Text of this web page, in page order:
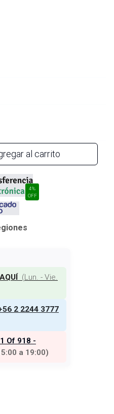
al carrito
4%
OFF
(Lun. - Vie.
2 2244 3777
Of 918 -
a 19:00)